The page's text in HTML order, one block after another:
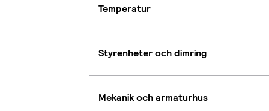
Temperatur
Styrenheter och dimring
Mekanik och armaturhus